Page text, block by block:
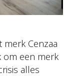
Cenzaa
om een merk
alles